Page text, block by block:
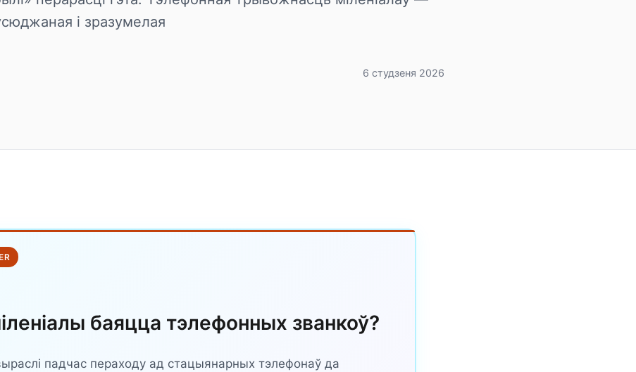
і зразумелая
6 студзеня 2026
баяцца тэлефонных званкоў?
падчас пераходу ад стацыянарных тэлефонаў да